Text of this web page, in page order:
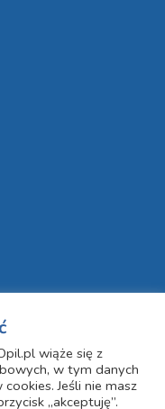
wiąże się z
w tym danych
Jeśli nie masz
„akceptuję”.